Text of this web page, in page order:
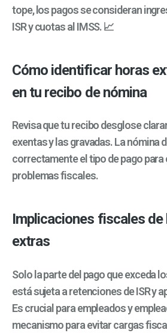
tope, los pagos se consideran
ISR y cuotas al IMSS. 📈
Cómo identificar horas
en tu recibo de nómina
Revisa que tu recibo desglose
exentas y las gravadas. La nómina
correctamente el tipo de pago
problemas fiscales.
Implicaciones fiscales de
extras
Solo la parte del pago que exceda
está sujeta a retenciones de ISR y
Es crucial para empleados y
mecanismo para evitar cargas